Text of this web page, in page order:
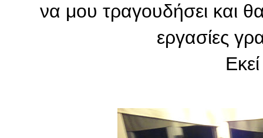
να μου τραγουδήσει και
εργασίες
Ε